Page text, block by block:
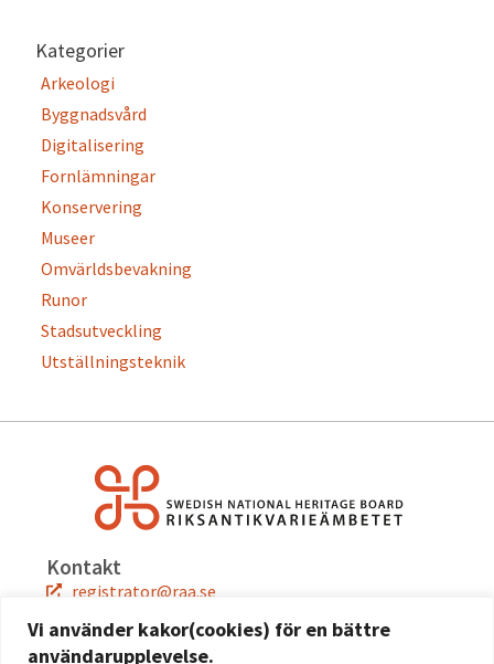
Vi använder kakor(cookies) för en bättre
användarupplevelse.
Kategorier
Arkeologi
Byggnadsvård
Digitalisering
Fornlämningar
Konservering
Museer
Omvärldsbevakning
Runor
Stadsutveckling
Utställningsteknik
Kontakt
registrator@raa.se